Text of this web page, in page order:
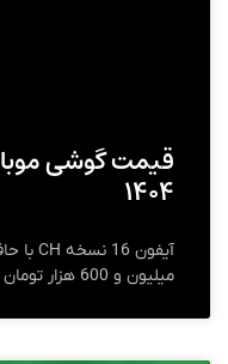
۱۴۰۴
میلیون و 600 هزار تومان عرضه می‌شود.